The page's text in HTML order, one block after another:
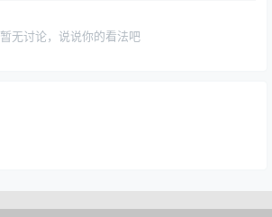
暂无讨论，说说你的看法吧